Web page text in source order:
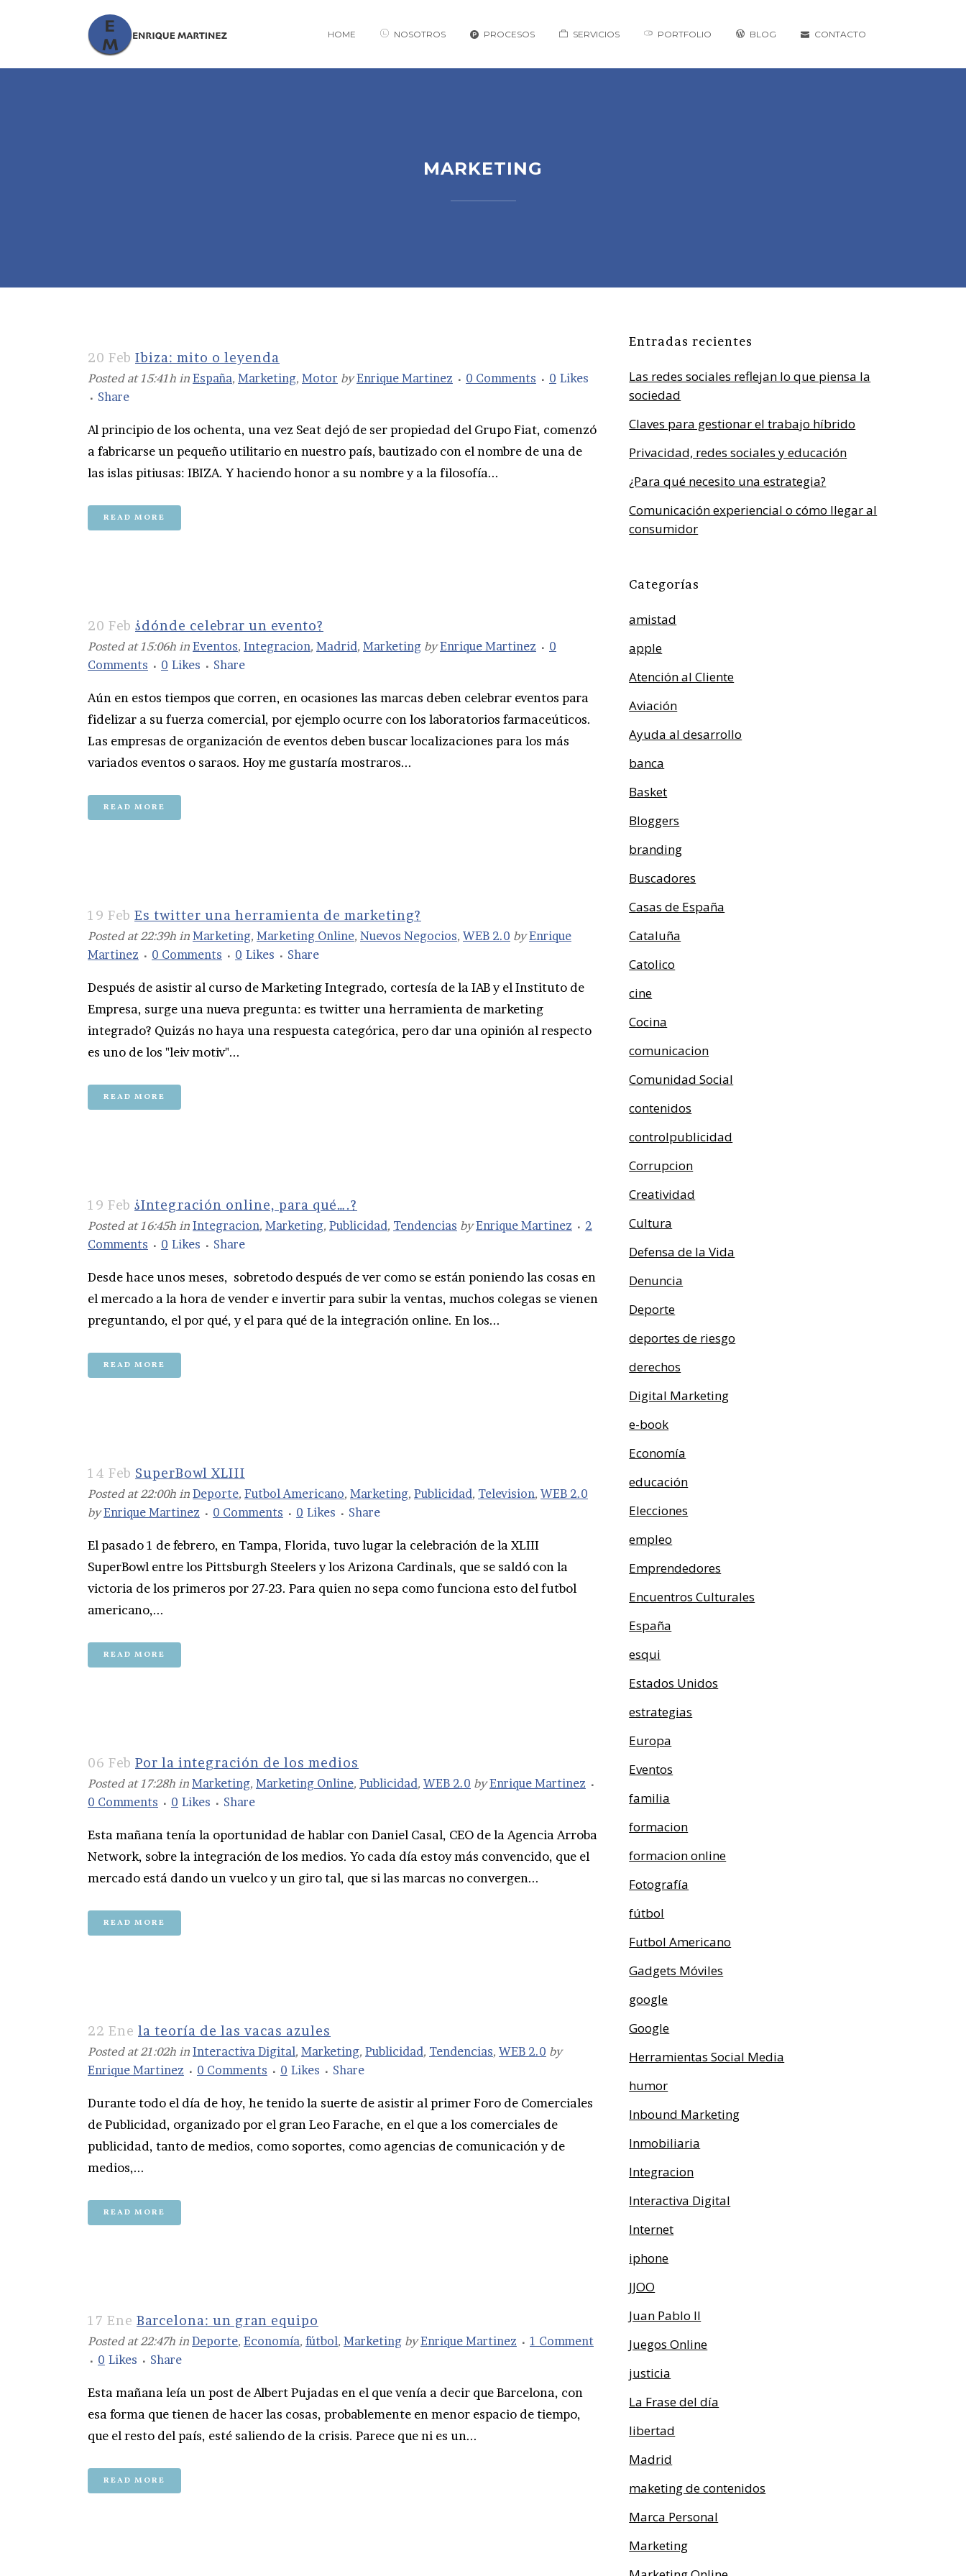
HOME NOSOTROS PROCESOS SERVICIOS PORTFOLIO BLOG CONTACTO
MARKETING
20 Feb Ibiza: mito o leyenda
Posted at 15:41h in España, Marketing, Motor byEnrique Martinez 0 Comments 0 Likes
Share
Al principio de los ochenta, una vez Seat dejó de ser propiedad del Grupo Fiat, comenzó
a fabricarse un pequeño utilitario en nuestro país, bautizado con el nombre de una de
las islas pitiusas: IBIZA. Y haciendo honor a su nombre y a la filosofía...
READ MORE
20 Feb ¿dónde celebrar un evento?
Posted at 15:06h in Eventos, Integracion, Madrid, Marketing byEnrique Martinez
0
Comments
0 Likes Share
Aún en estos tiempos que corren, en ocasiones las marcas deben celebrar eventos para
fidelizar a su fuerza comercial, por ejemplo ocurre con los laboratorios farmaceúticos.
Las empresas de organización de eventos deben buscar localizaciones para los más
variados eventos o saraos. Hoy me gustaría mostraros...
READ MORE
19 Feb Es twitter una herramienta de marketing?
Posted at 22:39h in Marketing, Marketing Online, Nuevos Negocios, WEB 2.0 byEnrique
Martinez
0 Comments 0 Likes Share
Después de asistir al curso de Marketing Integrado, cortesía de la IAB y el Instituto de
Empresa, surge una nueva pregunta: es twitter una herramienta de marketing
integrado? Quizás no haya una respuesta categórica, pero dar una opinión al respecto
es uno de los "leiv motiv"...
READ MORE
19 Feb ¿Integración online, para qué….?
Posted at 16:45h in Integracion, Marketing, Publicidad, Tendencias byEnrique Martinez
2
Comments
0 Likes Share
Desde hace unos meses, sobretodo después de ver como se están poniendo las cosas en
el mercado a la hora de vender e invertir para subir la ventas, muchos colegas se vienen
preguntando, el por qué, y el para qué de la integración online. En los...
READ MORE
14 Feb SuperBowl XLIII
Posted at 22:00h in Deporte, Futbol Americano, Marketing, Publicidad, Television, WEB 2.0
byEnrique Martinez 0 Comments 0 Likes Share
El pasado 1 de febrero, en Tampa, Florida, tuvo lugar la celebración de la XLIII
SuperBowl entre los Pittsburgh Steelers y los Arizona Cardinals, que se saldó con la
victoria de los primeros por 27-23. Para quien no sepa como funciona esto del futbol
americano,...
READ MORE
06 Feb Por la integración de los medios
Posted at 17:28h in Marketing, Marketing Online, Publicidad, WEB 2.0 byEnrique Martinez
0 Comments
0 Likes Share
Esta mañana tenía la oportunidad de hablar con Daniel Casal, CEO de la Agencia Arroba
Network, sobre la integración de los medios. Yo cada día estoy más convencido, que el
mercado está dando un vuelco y un giro tal, que si las marcas no convergen...
READ MORE
22 Ene la teoría de las vacas azules
Posted at 21:02h in Interactiva Digital, Marketing, Publicidad, Tendencias, WEB 2.0 by
Enrique Martinez
0 Comments 0 Likes Share
Durante todo el día de hoy, he tenido la suerte de asistir al primer Foro de Comerciales
de Publicidad, organizado por el gran Leo Farache, en el que a los comerciales de
publicidad, tanto de medios, como soportes, como agencias de comunicación y de
medios,...
READ MORE
17 Ene Barcelona: un gran equipo
Posted at 22:47h in Deporte, Economía, fútbol, Marketing byEnrique Martinez
1 Comment
0 Likes Share
Esta mañana leía un post de Albert Pujadas en el que venía a decir que Barcelona, con
esa forma que tienen de hacer las cosas, probablemente en menor espacio de tiempo,
que el resto del país, esté saliendo de la crisis. Parece que ni es un...
READ MORE
Entradas recientes
Las redes sociales reflejan lo que piensa la
sociedad
Claves para gestionar el trabajo híbrido
Privacidad, redes sociales y educación
¿Para qué necesito una estrategia?
Comunicación experiencial o cómo llegar al
consumidor
Categorías
amistad
apple
Atención al Cliente
Aviación
Ayuda al desarrollo
banca
Basket
Bloggers
branding
Buscadores
Casas de España
Cataluña
Catolico
cine
Cocina
comunicacion
Comunidad Social
contenidos
controlpublicidad
Corrupcion
Creatividad
Cultura
Defensa de la Vida
Denuncia
Deporte
deportes de riesgo
derechos
Digital Marketing
e-book
Economía
educación
Elecciones
empleo
Emprendedores
Encuentros Culturales
España
esqui
Estados Unidos
estrategias
Europa
Eventos
familia
formacion
formacion online
Fotografía
fútbol
Futbol Americano
Gadgets Móviles
google
Google
Herramientas Social Media
humor
Inbound Marketing
Inmobiliaria
Integracion
Interactiva Digital
Internet
iphone
JJOO
Juan Pablo II
Juegos Online
justicia
La Frase del día
libertad
Madrid
maketing de contenidos
Marca Personal
Marketing